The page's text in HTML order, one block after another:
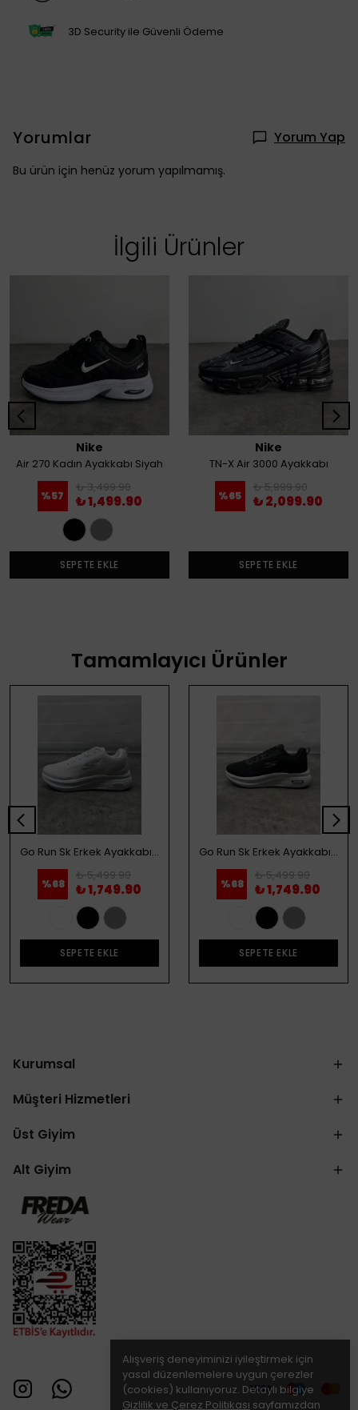
Alışveriş deneyiminizi iyileştirmek için
yasal düzenlemelere uygun çerezler
(cookies) kullanıyoruz. Detaylı bilgiye
Gizlilik ve Çerez Politikası sayfamızdan
3D Security ile Güvenli Ödeme
Yorumlar Yorum Yap
Bu ürün için henüz yorum yapılmamış.
İlgili Ürünler
Nike
Air 270 Kadın Ayakkabı Siyah
%57
₺ 3,499.90
₺ 1,499.90
SEPETE EKLE
Nike
TN-X Air 3000 Ayakkabı
%65
₺ 5,999.90
₺ 2,099.90
SEPETE EKLE
Tamamlayıcı Ürünler
Go Run Sk Erkek Ayakkabı - Beyaz
%68
₺ 5,499.90
₺ 1,749.90
SEPETE EKLE
Go Run Sk Erkek Ayakkabı - Siyah
%68
₺ 5,499.90
₺ 1,749.90
SEPETE EKLE
Kurumsal
Müşteri Hizmetleri
Üst Giyim
Alt Giyim